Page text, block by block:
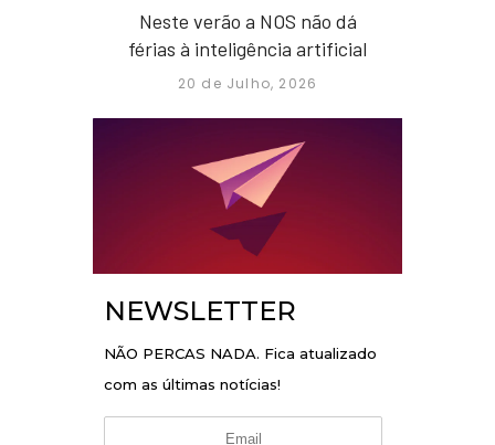
Neste verão a NOS não dá
férias à inteligência artificial
20 de Julho, 2026
NEWSLETTER
NÃO PERCAS NADA. Fica atualizado
com as últimas notícias!